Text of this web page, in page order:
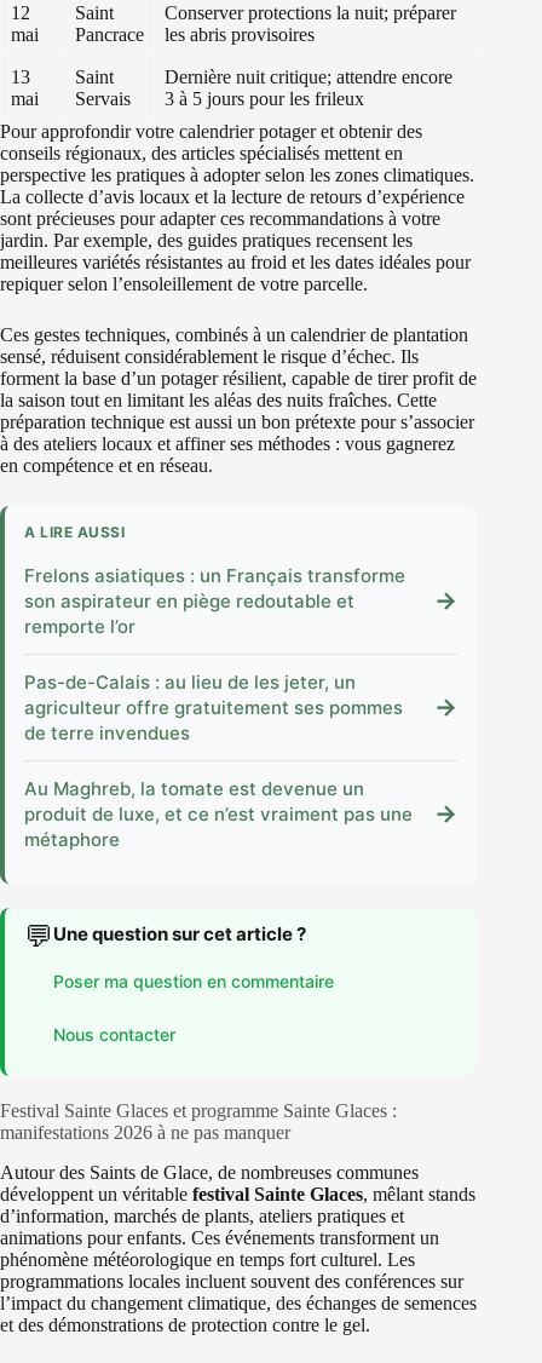
12
mai
Saint
Pancrace
Conserver protections la nuit; préparer
les abris provisoires
13
mai
Saint
Servais
Dernière nuit critique; attendre encore
3 à 5 jours pour les frileux
Pour approfondir votre calendrier potager et obtenir des
conseils régionaux, des articles spécialisés mettent en
perspective les pratiques à adopter selon les zones climatiques.
La collecte d’avis locaux et la lecture de retours d’expérience
sont précieuses pour adapter ces recommandations à votre
jardin. Par exemple, des guides pratiques recensent les
meilleures variétés résistantes au froid et les dates idéales pour
repiquer selon l’ensoleillement de votre parcelle.
Ces gestes techniques, combinés à un calendrier de plantation
sensé, réduisent considérablement le risque d’échec. Ils
forment la base d’un potager résilient, capable de tirer profit de
la saison tout en limitant les aléas des nuits fraîches. Cette
préparation technique est aussi un bon prétexte pour s’associer
à des ateliers locaux et affiner ses méthodes : vous gagnerez
en compétence et en réseau.
A LIRE AUSSI
Frelons asiatiques : un Français transforme
son aspirateur en piège redoutable et
remporte l’or
→
Pas-de-Calais : au lieu de les jeter, un
agriculteur offre gratuitement ses pommes
de terre invendues
→
Au Maghreb, la tomate est devenue un
produit de luxe, et ce n’est vraiment pas une
métaphore
→
💬 Une question sur cet article ?
Poser ma question en commentaire
Nous contacter
Festival Sainte Glaces et programme Sainte Glaces :
manifestations 2026 à ne pas manquer
Autour des Saints de Glace, de nombreuses communes
développent un véritable festival Sainte Glaces, mêlant stands
d’information, marchés de plants, ateliers pratiques et
animations pour enfants. Ces événements transforment un
phénomène météorologique en temps fort culturel. Les
programmations locales incluent souvent des conférences sur
l’impact du changement climatique, des échanges de semences
et des démonstrations de protection contre le gel.